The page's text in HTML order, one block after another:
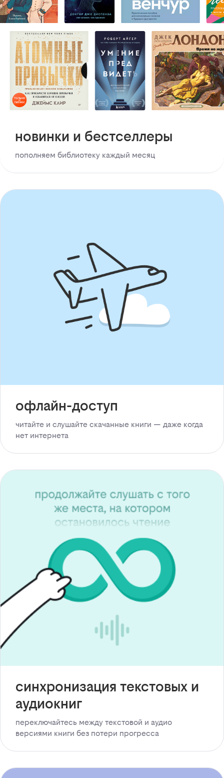
новинки и бестселлеры
пополняем библиотеку каждый месяц
офлайн-доступ
читайте и слушайте скачанные книги — даже когда
нет интернета
синхронизация текстовых и
аудиокниг
переключайтесь между текстовой и аудио
версиями книги без потери прогресса